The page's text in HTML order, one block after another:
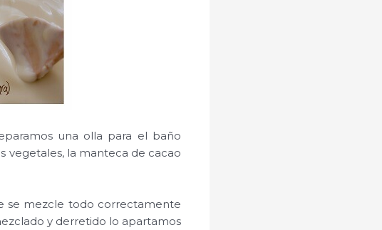
una olla para el baño
vegetales, la manteca de cacao
se mezcle todo correctamente
y derretido lo apartamos